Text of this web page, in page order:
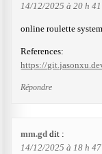
14/12/2025 à 20 h
online roulette system
References:
https://
Répondre
mm.gd dit :
14/12/2025 à 18 h